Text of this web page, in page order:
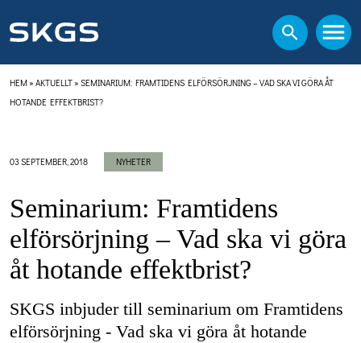
HEM» AKTUELLT» SEMINARIUM: FRAMTIDENS ELFÖRSÖRJNING – VAD SKA VI GÖRA ÅT
HOTANDE EFFEKTBRIST?
03 SEPTEMBER, 2018 NYHETER
Seminarium: Framtidens
elförsörjning – Vad ska vi göra
åt hotande effektbrist?
SKGS inbjuder till seminarium om Framtidens
elförsörjning - Vad ska vi göra åt hotande